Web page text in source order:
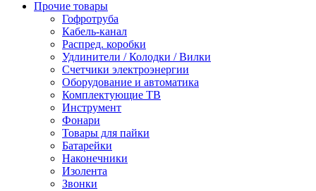
Прочие товары
Гофротруба
Кабель-канал
Распред. коробки
Удлинители / Колодки / Вилки
Счетчики электроэнергии
Оборудование и автоматика
Комплектующие ТВ
Инструмент
Фонари
Товары для пайки
Батарейки
Наконечники
Изолента
Звонки